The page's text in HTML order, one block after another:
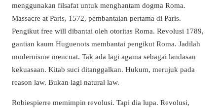
menggunakan filsafat untuk menghantam dogma Roma.
Massacre at Paris, 1572, pembantaian pertama di Paris.
Pengikut free will dibantai oleh otoritas Roma. Revolusi 1789,
gantian kaum Huguenots membantai pengikut Roma. Jadilah
modernisme mencuat. Tak ada lagi agama sebagai landasan
kekuasaan. Kitab suci ditanggalkan. Hukum, merujuk pada
reason law. Bukan lagi natural law.
Robiespierre memimpin revolusi. Tapi dia lupa. Revolusi,